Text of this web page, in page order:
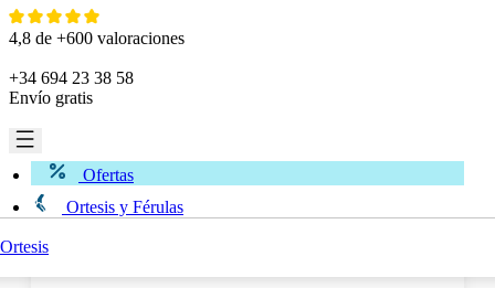
Ir
al
4,8 de +600 valoraciones
+34 694 23 38 58
Envío gratis
Ofertas
Ortesis y Férulas
Ortesis